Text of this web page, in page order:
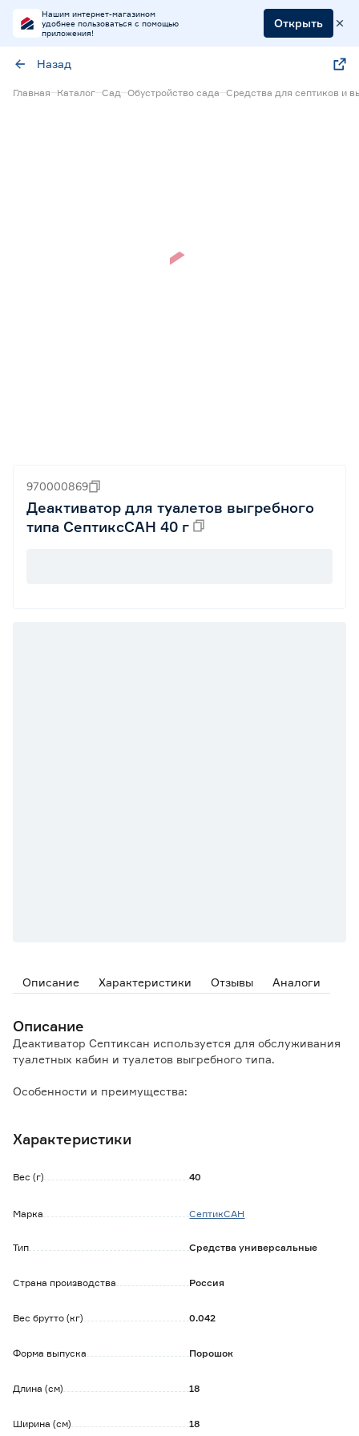
Нашим интернет-магазином
удобнее пользоваться с помощью
приложения!
Открыть
Назад
Главная Каталог Сад Обустройство сада Средства для септиков и
970000869
Деактиватор для туалетов выгребного
типа СептиксСАН 40 г
Описание Характеристики Отзывы Аналоги
Описание
Деактиватор Септиксан используется для обслуживания
туалетных кабин и туалетов выгребного типа.
Особенности и преимущества:
туалетную бумагу;
выгребную яму, равномерно распределить по доступной
Рекомендуемые пропорции указаны на упаковке.
Характеристики
Вес (г) 40
Марка СептикСАН
Тип Средства универсальные
Страна производства Россия
Вес брутто (кг) 0.042
Форма выпуска Порошок
Длина (см) 18
Ширина (см) 18